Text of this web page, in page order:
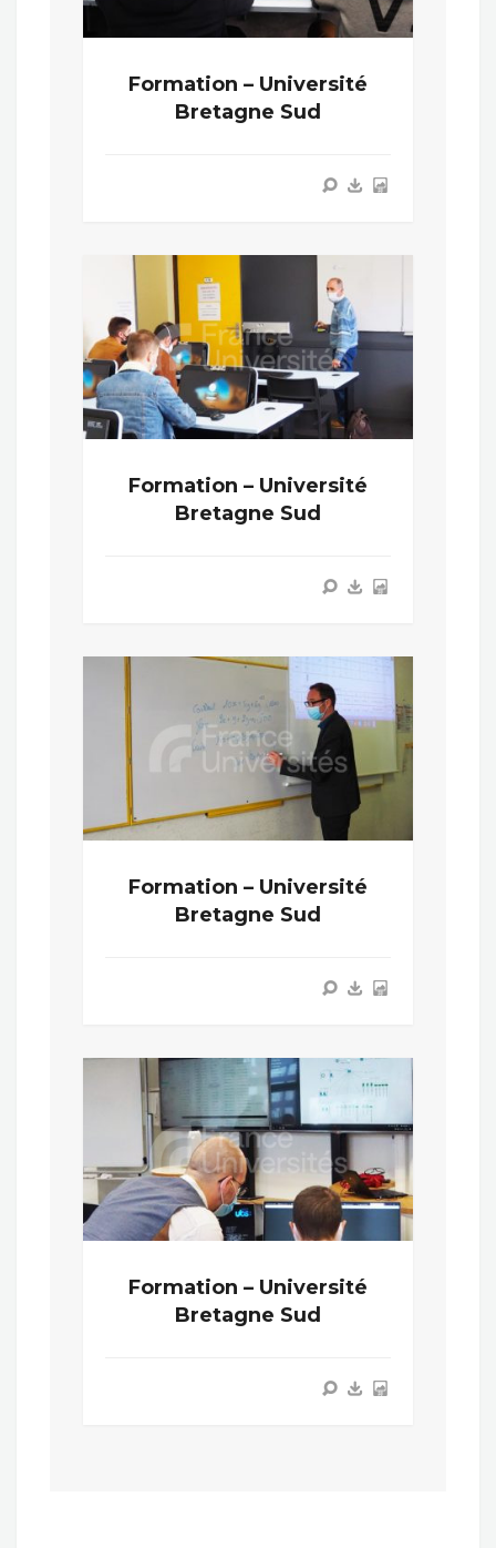
Formation – Université
Bretagne Sud
Formation – Université
Bretagne Sud
Formation – Université
Bretagne Sud
Formation – Université
Bretagne Sud